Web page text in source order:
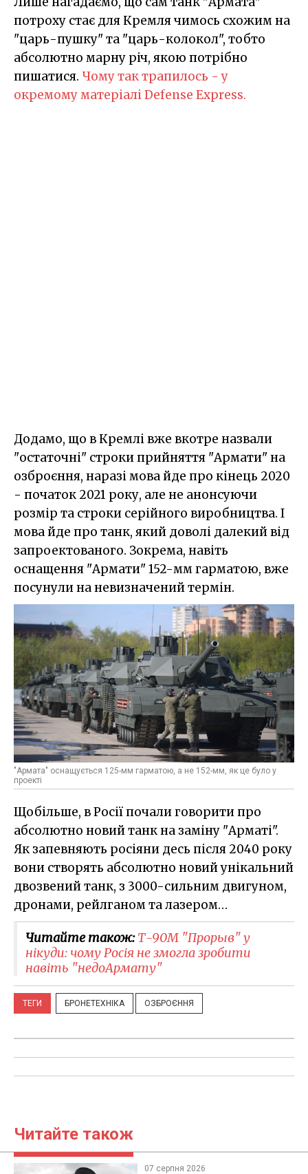
потроху стає для Кремля чимось схожим на
"царь-пушку" та "царь-колокол", тобто
абсолютно марну річ, якою потрібно
пишатися. Чому так трапилось - у
окремому матеріалі Defense Express.
Додамо, що в Кремлі вже вкотре назвали
"остаточні" строки прийняття "Армати" на
озброєння, наразі мова йде про кінець 2020
- початок 2021 року, але не анонсуючи
розмір та строки серійного виробництва. І
мова йде про танк, який доволі далекий від
запроектованого. Зокрема, навіть
оснащення "Армати" 152-мм гарматою, вже
посунули на невизначений термін.
"Армата" оснащується 125-мм гарматою, а не 152-мм, як це було у
проекті
Щобільше, в Росії почали говорити про
абсолютно новий танк на заміну "Арматі".
Як запевняють росіяни десь після 2040 року
вони створять абсолютно новий унікальний
двозвений танк, з 3000-сильним двигуном,
дронами, рейлганом та лазером…
Читайте також:Т-90М "Прорыв" у
нікуди: чому Росія не змогла зробити
навіть "недоАрмату"
ТЕГИ БРОНЕТЕХНІКА ОЗБРОЄННЯ
Читайте також
07 серпня 2026